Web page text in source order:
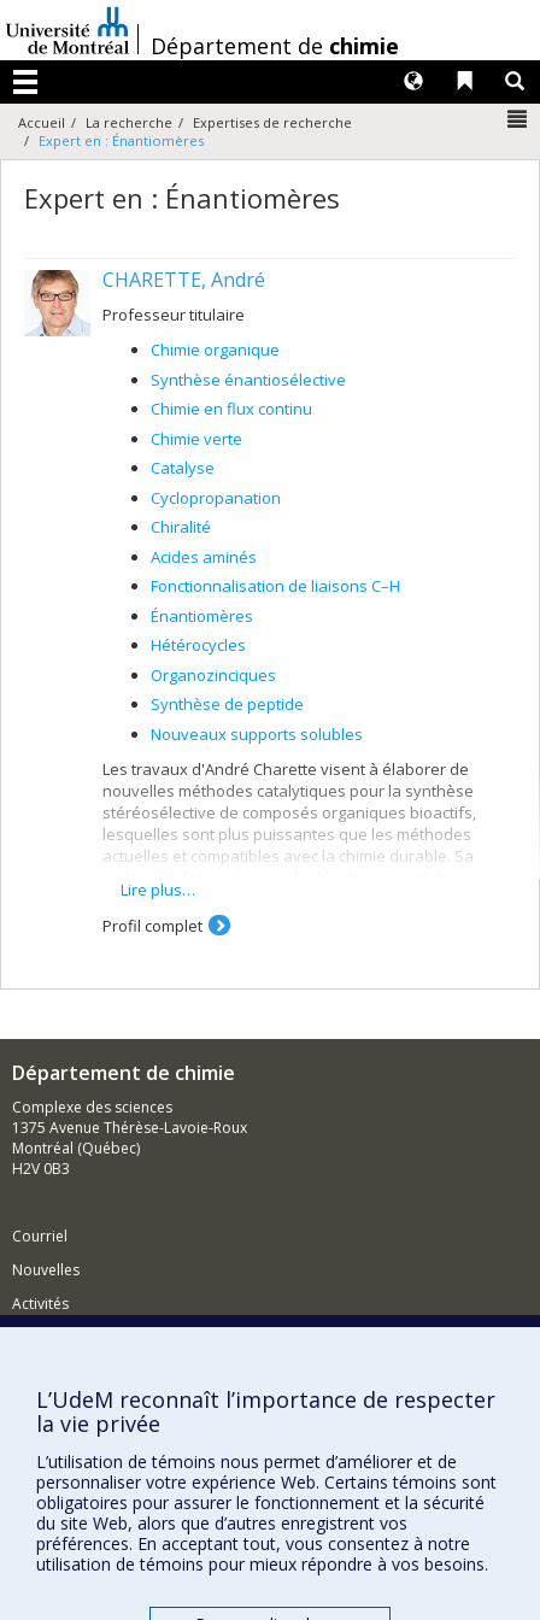
au
contenu
/Département de chimie
Menu
Liens
Langues
Accueil La recherche
Expertises de recherche
Expert en : Énantiomères
Expert en : Énantiomères
CHARETTE, André
Professeur titulaire
Chimie organique
Synthèse énantiosélective
Chimie en flux continu
Chimie verte
Catalyse
Cyclopropanation
Chiralité
Acides aminés
Fonctionnalisation de liaisons C–H
Énantiomères
Hétérocycles
Organozinciques
Synthèse de peptide
Nouveaux supports solubles
Les travaux d'André Charette visent à élaborer de
nouvelles méthodes catalytiques pour la synthèse
stéréosélective de composés organiques bioactifs,
lesquelles sont plus puissantes que les méthodes
actuelles et compatibles avec la chimie durable. Sa
nouvelles molécules pour des applications en
pharmaceutique, en agrochimie, en biologie, et science
alimentaire et des matériaux.
Lire plus…
Profil complet
Département de chimie
Complexe des sciences
1375 Avenue Thérèse-Lavoie-Roux
Montréal (Québec)
H2V 0B3
Courriel
Nouvelles
Activités
BESOIN D'AIDE?
Plan du site
Signaler une erreur
Accessibilité
FACULTÉ DES ARTS ET DES SCIENCES
Nos centres d'études
L’UdeM reconnaît l’importance de respecter
la vie privée
L’utilisation de témoins nous permet d’améliorer et de
personnaliser votre expérience Web. Certains témoins sont
obligatoires pour assurer le fonctionnement et la sécurité
du site Web, alors que d’autres enregistrent vos
préférences. En acceptant tout, vous consentez à notre
utilisation de témoins pour mieux répondre à vos besoins.